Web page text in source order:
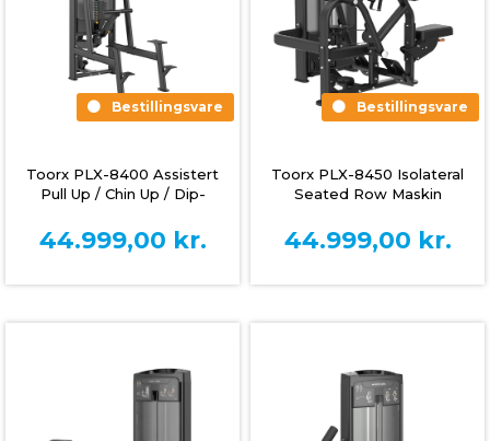
Bestillingsvare
Toorx PLX-8400 Assistert
Pull Up / Chin Up / Dip-
44.999,00 kr.
Bestillingsvare
Toorx PLX-8450 Isolateral
Seated Row Maskin
44.999,00 kr.